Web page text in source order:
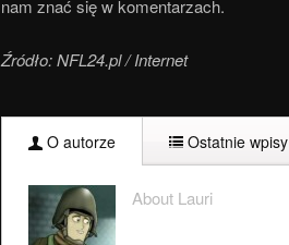
nam znać się w komentarzach.
Źródło: NFL24.pl / Internet
O autorze Ostatnie wpisy
About Lauri